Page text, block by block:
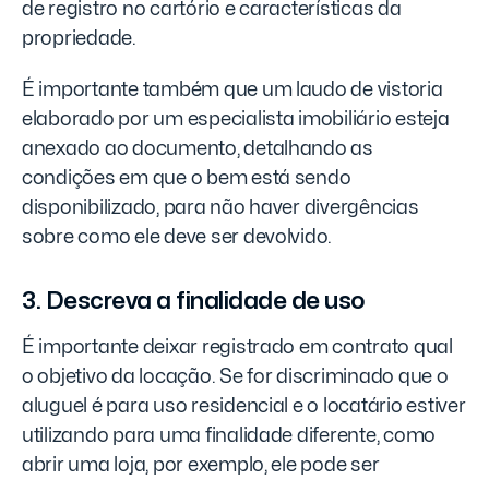
de registro no cartório e características da
propriedade.
É importante também que um laudo de vistoria
elaborado por um especialista imobiliário esteja
anexado ao documento, detalhando as
condições em que o bem está sendo
disponibilizado, para não haver divergências
sobre como ele deve ser devolvido.
3. Descreva a finalidade de uso
É importante deixar registrado em contrato qual
o objetivo da locação. Se for discriminado que o
aluguel é para uso residencial e o locatário estiver
utilizando para uma finalidade diferente, como
abrir uma loja, por exemplo, ele pode ser